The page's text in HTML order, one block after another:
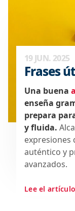
19 JUN. 2025
Frases
Una buena
enseña
prepara
y fluida.
expresiones
auténtico y
avanzados.
Lee el artículo